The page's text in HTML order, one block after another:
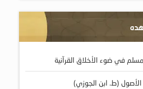
في ضوء الأخلاق القرآنية
(ط. ابن الجوزي)